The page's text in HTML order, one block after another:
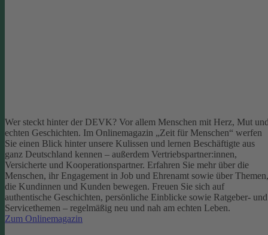
Wer steckt hinter der DEVK? Vor allem Menschen mit Herz, Mut
echten Geschichten. Im Onlinemagazin „Zeit für Menschen“ werfen
Sie einen Blick hinter unsere Kulissen und lernen Beschäftigte aus
ganz Deutschland kennen – außerdem Vertriebspartner:innen,
Versicherte und Kooperationspartner. Erfahren Sie mehr über die
Menschen, ihr Engagement in Job und Ehrenamt sowie über Themen,
die Kundinnen und Kunden bewegen. Freuen Sie sich auf
authentische Geschichten, persönliche Einblicke sowie Ratgeber- und
Servicethemen – regelmäßig neu und nah am echten Leben.
Zum Onlinemagazin